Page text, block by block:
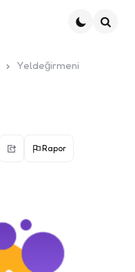
Yeldeğirmeni
Rapor